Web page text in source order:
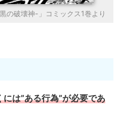
の破壊神-」コミックス1巻より
には”ある行為”が必要であ